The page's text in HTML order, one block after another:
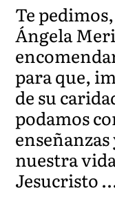
Te
Ángela
para que,
de su
podamos
nuestra
Jesucristo